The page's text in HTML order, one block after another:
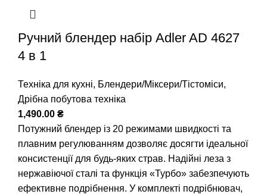
Ручний блендер набір Adler AD 4627
4 в 1
Техніка для кухні, Блендери/Міксери/Тістоміси,
Дрібна побутова техніка
1,490.00 ₴
Потужний блендер із 20 режимами швидкості та
плавним регулюванням дозволяє досягти ідеальної
консистенції для будь-яких страв. Надійні леза з
нержавіючої сталі та функція «Турбо» забезпечують
ефективне подрібнення. У комплекті подрібнювач,